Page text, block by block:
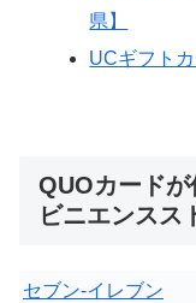
県】
UCギフト
QUOカード
ビニエンスス
セブン-イレブン